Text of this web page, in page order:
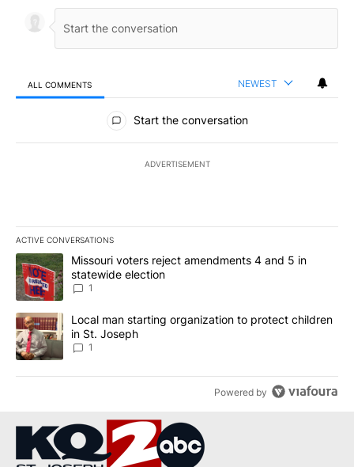
ALL COMMENTS NEWEST
All Comments
Start the conversation
ADVERTISEMENT
ACTIVE CONVERSATIONS
The following is a list of the most commented articles in the last
A trending article titled "Missouri voters reject amendments 4
Missouri voters reject amendments 4 and 5 in
statewide election
1
A trending article titled "Local man starting organization to
Local man starting organization to protect children
in St. Joseph
1
Powered by